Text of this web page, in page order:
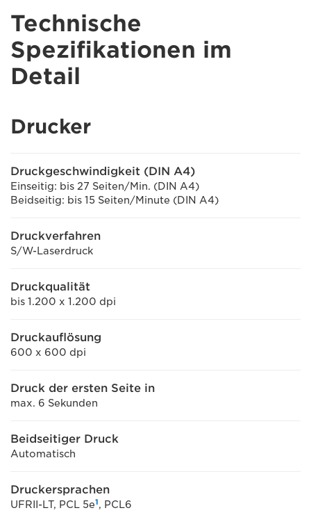
Technische
Spezifikationen im
Detail
Drucker
Druckgeschwindigkeit (DIN A4)
Einseitig: bis 27 Seiten/Min. (DIN A4)
Beidseitig: bis 15 Seiten/Minute (DIN A4)
Druckverfahren
S/W-Laserdruck
Druckqualität
bis 1.200 x 1.200 dpi
Druckauflösung
600 x 600 dpi
Druck der ersten Seite in
max. 6 Sekunden
Beidseitiger Druck
Automatisch
Druckersprachen
UFRII-LT, PCL 5e1, PCL6